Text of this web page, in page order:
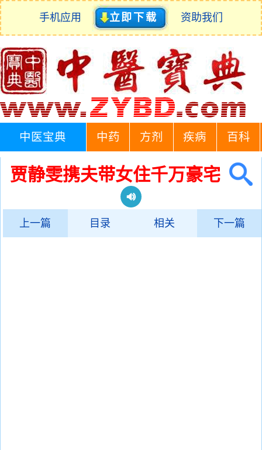
手机应用 立即下载 资助我们
中医宝典 中药 方剂 疾病 百科
贾静雯携夫带女住千万豪宅
上一篇 目录 相关 下一篇